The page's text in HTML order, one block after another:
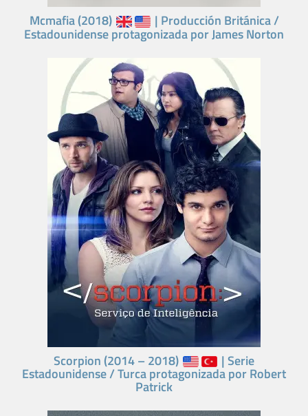
Mcmafia (2018) | Producción Británica /
Estadounidense protagonizada por James Norton
Scorpion (2014 – 2018) | Serie
Estadounidense / Turca protagonizada por Robert
Patrick